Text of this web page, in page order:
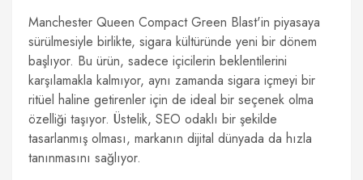
Manchester Queen Compact Green Blast'in piyasaya
sürülmesiyle birlikte, sigara kültüründe yeni bir dönem
başlıyor. Bu ürün, sadece içicilerin beklentilerini
karşılamakla kalmıyor, aynı zamanda sigara içmeyi bir
ritüel haline getirenler için de ideal bir seçenek olma
özelliği taşıyor. Üstelik, SEO odaklı bir şekilde
tasarlanmış olması, markanın dijital dünyada da hızla
tanınmasını sağlıyor.